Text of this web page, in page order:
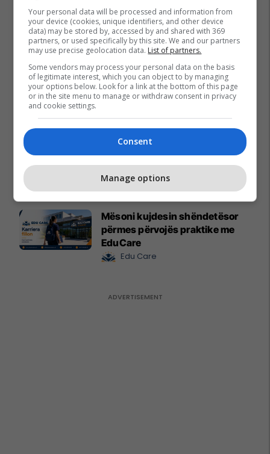
2026, mbështet filmin dhe
frymëzon gjeneratën e re të
krijuesve
IPKO
Pashtetat MEKA - zgjedhje
praktike për mëngjes, piknik
dhe rrugë
A po don me rrnu n’deti?
Kursimet mund t’ju sjellin një
banesë
Banka Ekonomike
Mësoni kujdesin shëndetësor
përmes përvojës praktike me
EduCare
Edu Care
Your personal data will be processed and information from
your device (cookies, unique identifiers, and other device
data) may be stored by, accessed by and shared with 369
partners, or used specifically by this site. We and our partners
may use precise geolocation data. List of partners.
Some vendors may process your personal data on the basis
of legitimate interest, which you can object to by managing
your options below. Look for a link at the bottom of this page
or in the site menu to manage or withdraw consent in privacy
and cookie settings.
Consent
Manage options